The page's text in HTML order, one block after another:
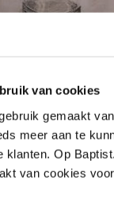
van cookies
gemaakt
meer aan te
klanten. Op
van cookies
(schrijfster/
kocht bij
daarmee
Van het